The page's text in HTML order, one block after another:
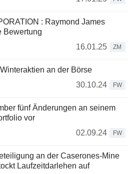
: Raymond James
Bewertung
16.01.25
ZM
an der Börse
30.10.24
FW
fünf Änderungen an seinem
vor
02.09.24
FW
an der Caserones-Mine
Laufzeitdarlehen auf